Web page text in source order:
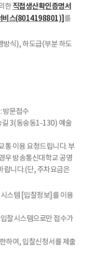
한직접생산확인증명서
비스(8014198801)] 를
방식), 하도급(부분 하도
방문접수
길 3(동숭동1-130) 예술
통 이용 요청드립니다. 부
우 방송통신대학교 공영
랍니다.(단, 주차요금은
스템 [입찰정보]를 이용
찰시스템으로만 접수가
하여, 입찰신청서를 제출